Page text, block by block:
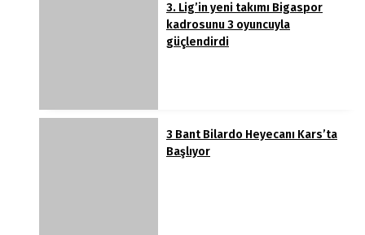
3. Lig’in yeni takımı Bigaspor
kadrosunu 3 oyuncuyla
güçlendirdi
3 Bant Bilardo Heyecanı Kars’ta
Başlıyor